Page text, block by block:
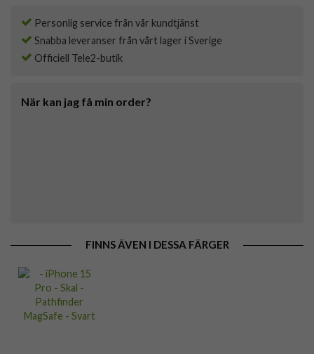
Personlig service från vår kundtjänst
Snabba leveranser från vårt lager i Sverige
Officiell Tele2-butik
När kan jag få min order?
FINNS ÄVEN I DESSA FÄRGER